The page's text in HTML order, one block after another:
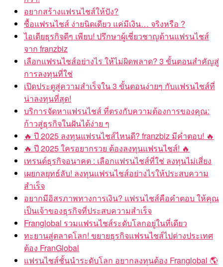
อยากสร้างแฟรนไชส์ให้ปัง?
ซื้อแฟรนไชส์ ง่ายนิดเดียว แค่มีเงิน… จริงหรือ ?
ไอเดียธุรกิจดีๆ เพียบ! ปรึกษาผู้เชี่ยวชาญด้านแฟรนไชส์
จาก franzbiz
เลือกแฟรนไชส์อย่างไร ให้ไม่ผิดพลาด? 3 ขั้นตอนสำคัญสู่
การลงทุนที่ใช่
เปิดประตูสู่ความสำเร็จใน 3 ขั้นตอนง่ายๆ กับแฟรนไชส์ที่
น่าลงทุนที่สุด!
บริการจัดหาแฟรนไชส์ ที่ตรงกับความต้องการของคุณ:
ก้าวสู่ธุรกิจในฝันได้ง่าย ๆ
🔥 ปี 2025 ลงทุนแฟรนไชส์ไหนดี? franzbiz มีคำตอบ! 🔥
🔥 ปี 2025 ใครอยากรวย ต้องลงทุนแฟรนไชส์! 🔥
เทรนด์ธุรกิจอนาคต : เลือกแฟรนไชส์ที่ใช่ ลงทุนไม่เสี่ยง
เผยกลยุทธ์ลับ! ลงทุนแฟรนไชส์อย่างไรให้ประสบความ
สำเร็จ
อยากมีอิสรภาพทางการเงิน? แฟรนไชส์คือคำตอบ ให้คุณ
เป็นเจ้าของธุรกิจที่ประสบความสำเร็จ
Franglobal รวมแฟรนไชส์ระดับโลกอยู่ในที่เดียว
ทะยานสู่ตลาดโลก! ขยายธุรกิจแฟรนไชส์ไปต่างประเทศ
ต้อง FranGlobal
แฟรนไชส์ชั้นนำระดับโลก อยากลงทุนต้อง Franglobal 🌎